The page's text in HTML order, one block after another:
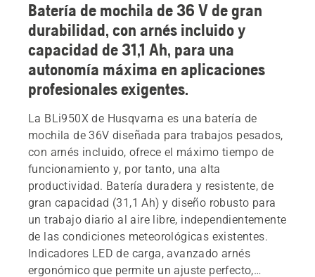
Batería de mochila de 36 V de gran
durabilidad, con arnés incluido y
capacidad de 31,1 Ah, para una
autonomía máxima en aplicaciones
profesionales exigentes.
La BLi950X de Husqvarna es una batería de
mochila de 36V diseñada para trabajos pesados,
con arnés incluido, ofrece el máximo tiempo de
funcionamiento y, por tanto, una alta
productividad. Batería duradera y resistente, de
gran capacidad (31,1 Ah) y diseño robusto para
un trabajo diario al aire libre, independientemente
de las condiciones meteorológicas existentes.
Indicadores LED de carga, avanzado arnés
ergonómico que permite un ajuste perfecto,